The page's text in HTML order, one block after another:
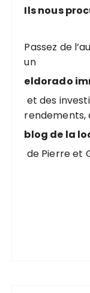
h
p
o
u
:
Ils nous
Passez de
un
eldorado
et des
rendements,
blog de la
de Pierre et